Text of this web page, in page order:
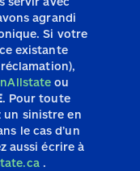
agrandi
Si votre
existante
ou
. Pour toute
un sinistre en
le cas d’un
aussi écrire à
.